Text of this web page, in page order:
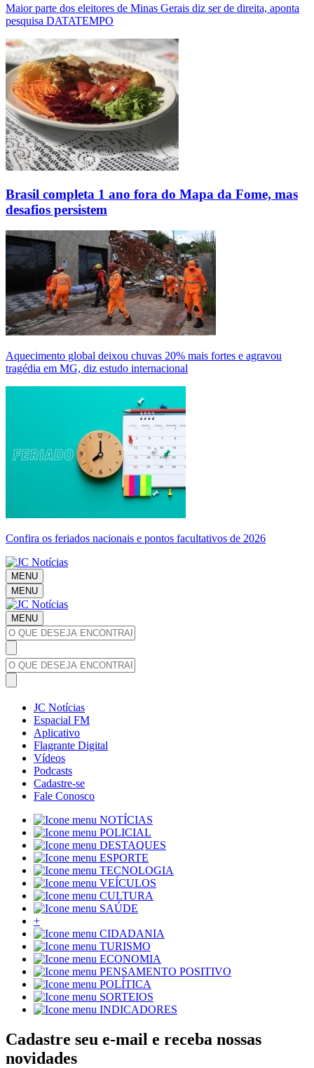
Maior parte dos eleitores de Minas Gerais diz ser de direita, aponta
pesquisa DATATEMPO
Brasil completa 1 ano fora do Mapa da Fome, mas
desafios persistem
Aquecimento global deixou chuvas 20% mais fortes e agravou
tragédia em MG, diz estudo internacional
Confira os feriados nacionais e pontos facultativos de 2026
MENU
MENU
MENU
JC Notícias
Espacial FM
Aplicativo
Flagrante Digital
Vídeos
Podcasts
Cadastre-se
Fale Conosco
NOTÍCIAS
POLICIAL
DESTAQUES
ESPORTE
TECNOLOGIA
VEÍCULOS
CULTURA
SAÚDE
+
CIDADANIA
TURISMO
ECONOMIA
PENSAMENTO POSITIVO
POLÍTICA
SORTEIOS
INDICADORES
Cadastre seu e-mail e receba nossas
novidades